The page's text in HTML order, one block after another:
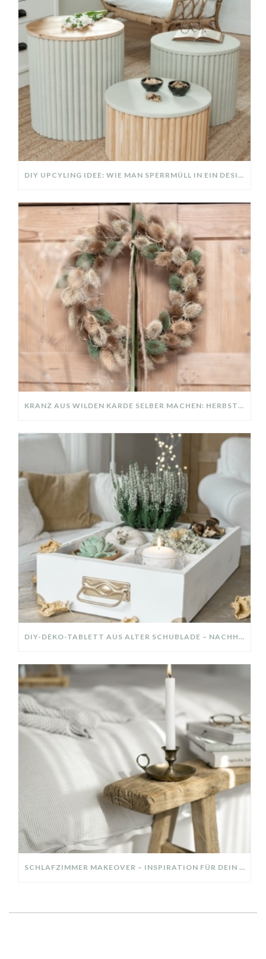
DIY UPCYLING IDEE: WIE MAN SPERRMÜLL IN EIN DESIGNER TEIL VERWANDELT
KRANZ AUS WILDEN KARDE SELBER MACHEN: HERBSTDEKO GANZ EINFACH
DIY-DEKO-TABLETT AUS ALTER SCHUBLADE – NACHHALTIGE HERBSTDEKO SELBER MACHEN!
SCHLAFZIMMER MAKEOVER – INSPIRATION FÜR DEIN SCHLAFZIMMER: AUS ALT MACH NEU – HELL, GEMÜTLICH UND EINLADEND